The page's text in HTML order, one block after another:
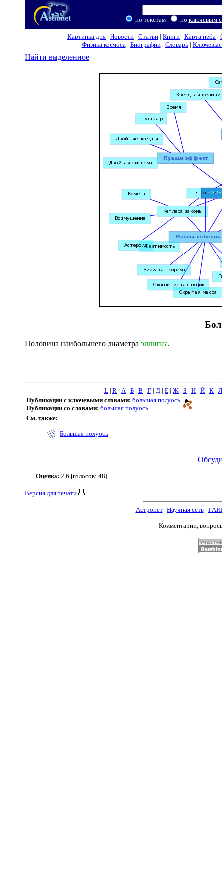
по текстам по ключевым
Картинка дня | Новости | Статьи | Книги | Карта неба |
Физика космоса| Биографии| Словарь| Ключевые
Найти выделенное
Половина наибольшего диаметра эллипса.
L | R | А| Б | В | Г | Д | Е | Ж | З | И | Й | К | Л
Публикации с ключевыми словами: большая полуось
Публикации со словами: большая полуось
См. также:
Большая полуось
Оценка: 2.6 [голосов: 48]
Версия для печати
Астронет| Научная сеть|
Комментарии,